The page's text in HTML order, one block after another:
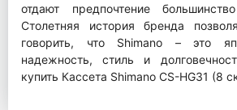
отдают предпочтение
Столетняя история бренда
говорить, что Shimano – это
надежность, стиль и
купить Кассета Shimano CS-HG31 (8